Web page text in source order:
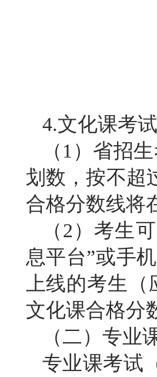
4.文化课考
（ 1）省招
划数，按不超
合格分数线将
（2）考生
息平台”或手
上线的考生
文化课合格分
（二）专业
专业课考试